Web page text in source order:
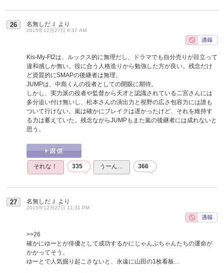
26 名無しだＪ より
2015年12月27日 6:37 AM
Kis-My-Ft2は、ルックス的に無理だし、ドラマでも自分売りが目立って
違和感しか無い。役に合う人格造りから勉強した方が良い。残念だけ
ど資質的にSMAPの後継者は無理。
JUMPは、中島くんの役者としての開眼に期待。
しかし、実力派の役者や監督から天才と認識されている二宮さんには
多分追い付け無いし、松本さんの演出力と視野の広さ包容力には誰も
ついて行けない。嵐は確かにブレイクは遅かったけど、それを維持す
る力は蓄えていた。残念ながらJUMPもまた嵐の後継者には成れないと
思う。
それな！ 335 うーん… 366
27 名無しだＪ より
2015年12月27日 11:31 PM
>>26
確かにゆーとが俳優として成功するかにじゃんぷちゃんたちの運命が
かかってそう。
ゆーとで人気掘り起こさないと、永遠に山田の1枚看板…